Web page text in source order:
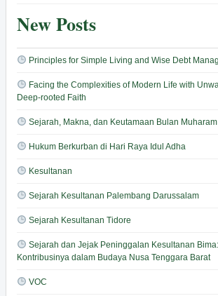
New Posts
Principles for Simple Living and Wise Debt
Facing the Complexities of Modern Life with
Deep-rooted Faith
Sejarah, Makna, dan Keutamaan Bulan Muharam
Hukum Berkurban di Hari Raya Idul Adha
Kesultanan
Sejarah Kesultanan Palembang Darussalam
Sejarah Kesultanan Tidore
Sejarah dan Jejak Peninggalan Kesultanan
Kontribusinya dalam Budaya Nusa Tenggara Barat
VOC